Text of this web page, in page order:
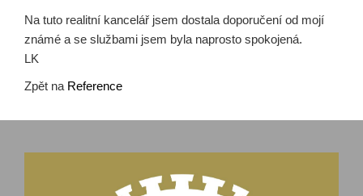
Na tuto realitní kancelář jsem dostala doporučení od mojí
známé a se službami jsem byla naprosto spokojená.
LK
Zpět na Reference